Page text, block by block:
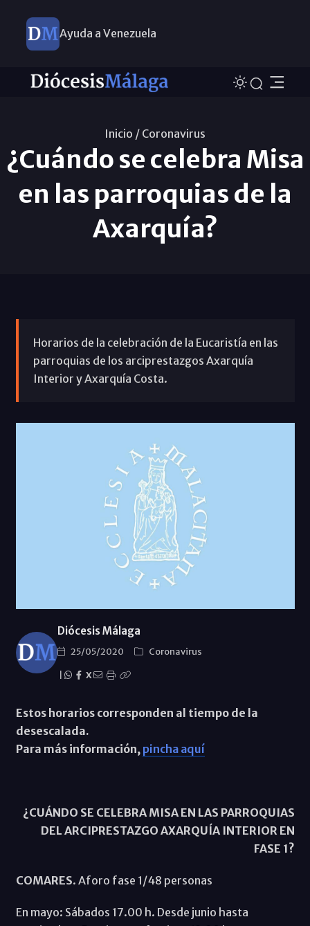
Ayuda a Venezuela
Inicio / Coronavirus
¿Cuándo se celebra Misa
en las parroquias de la
Axarquía?
Horarios de la celebración de la Eucaristía en las
parroquias de los arciprestazgos Axarquía
Interior y Axarquía Costa.
Diócesis Málaga
25/05/2020
Coronavirus
X
Estos horarios corresponden al tiempo de la
desescalada.
Para más información, pincha aquí
¿CUÁNDO SE CELEBRA MISA EN LAS PARROQUIAS
DEL ARCIPRESTAZGO AXARQUÍA INTERIOR EN
FASE 1?
COMARES. Aforo fase 1/48 personas
En mayo: Sábados 17.00 h. Desde junio hasta